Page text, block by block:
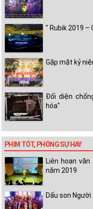
" Rubik 2019 –
Gặp mặt kỷ
Đối diện
hóa"
PHIM TỐT, PHÓNG SỰ HAY
Liên hoan
năm 2019
Dấu son Người